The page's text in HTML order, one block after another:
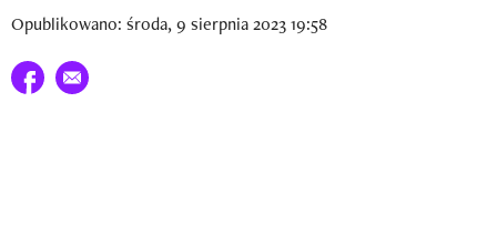
Opublikowano: środa, 9 sierpnia 2023 19:58
Udostępnij na facebook
E-mail do przyjaciela